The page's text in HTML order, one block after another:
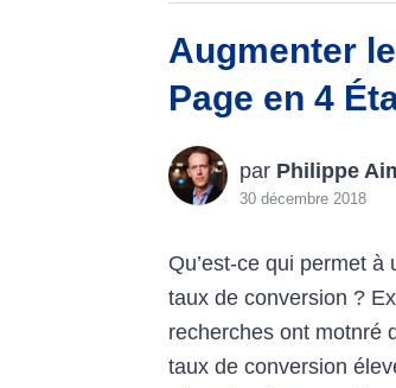
Augmenter
Page en 4
par Philippe
30 décembre 2018
Qu’est-ce qui permet à
taux de conversion ?
recherches ont motnré
taux de conversion